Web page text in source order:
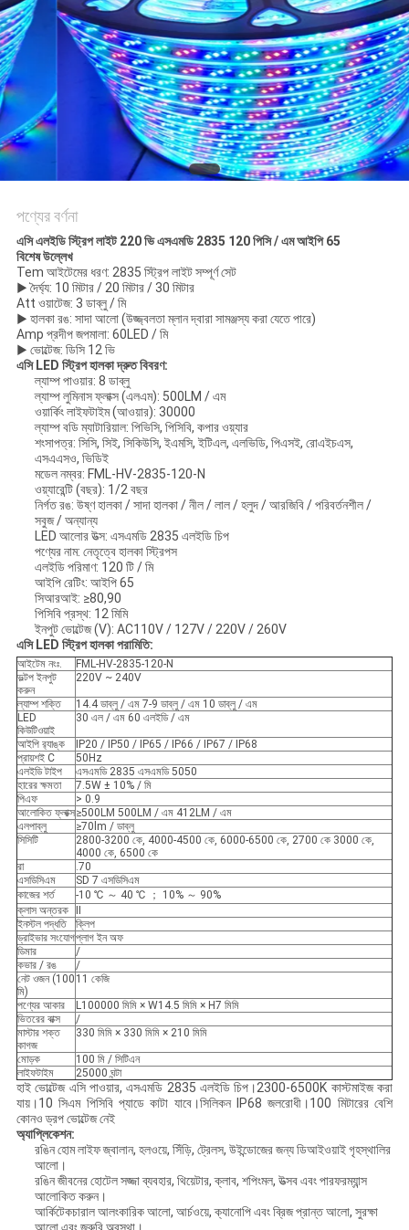
POLICY
পণ্যের বর্ণনা
এসি এলইডি স্ট্রিপ লাইট 220 ভি এসএমডি 2835 120 পিসি / এম আইপি 65
বিশেষ উল্লেখ
Tem আইটেমের ধরণ: 2835 স্ট্রিপ লাইট সম্পূর্ণ সেট
▶ দৈর্ঘ্য: 10 মিটার / 20 মিটার / 30 মিটার
Att ওয়াটেজ: 3 ডাব্লু / মি
▶ হালকা রঙ: সাদা আলো (উজ্জ্বলতা ম্লান দ্বারা সামঞ্জস্য করা যেতে পারে)
Amp প্রদীপ জপমালা: 60LED / মি
▶ ভোল্টেজ: ডিসি 12 ভি
এসি LED স্ট্রিপ হালকা দ্রুত বিবরণ:
ল্যাম্প পাওয়ার: 8 ডাব্লু
ল্যাম্প লুমিনাস ফ্লাক্স (এলএম): 500LM / এম
ওয়ার্কিং লাইফটাইম (আওয়ার): 30000
ল্যাম্প বডি ম্যাটারিয়াল: পিভিসি, পিসিবি, কপার ওয়্যার
শংসাপত্র: সিসি, সিই, সিকিউসি, ইএমসি, ইটিএল, এলভিডি, পিএসই, রোএইচএস,
এসএএসও, ভিডিই
মডেল নম্বর: FML-HV-2835-120-N
ওয়্যারেন্টি (বছর): 1/2 বছর
নির্গত রঙ: উষ্ণ হালকা / সাদা হালকা / নীল / লাল / হলুদ / আরজিবি / পরিবর্তনশীল /
সবুজ / অন্যান্য
LED আলোর উত্স: এসএমডি 2835 এলইডি চিপ
পণ্যের নাম: নেতৃত্বে হালকা স্ট্রিপস
এলইডি পরিমাণ: 120 টি / মি
আইপি রেটিং: আইপি 65
সিআরআই: ≥80,90
পিসিবি প্রস্থ: 12 মিমি
ইনপুট ভোল্টেজ (V): AC110V / 127V / 220V / 260V
এসি LED স্ট্রিপ হালকা পরামিতি:
আইটেম নংঃ.
FML-HV-2835-120-N
ভল্টপ ইনপুট
করুন
220V ~ 240V
ল্যাম্প শক্তি
14.4 ডাব্লু / এম 7-9 ডাব্লু / এম 10 ডাব্লু / এম
LED
কিউটিওয়াই
30 এল / এম 60 এলইডি / এম
আইপি র‌্যাঙ্ক
IP20 / IP50 / IP65 / IP66 / IP67 / IP68
প্রায়শই C
50Hz
এলইডি টাইপ
এসএমডি 2835 এসএমডি 5050
হারের ক্ষমতা
7.5W ± 10% / মি
পিএফ
> 0.9
আলোকিত ফ্লাক্স≥500LM 500LM / এম 412LM / এম
এলপাব্লু
≥70lm / ডাব্লু
সিসিটি
2800-3200 কে, 4000-4500 কে, 6000-6500 কে, 2700 কে 3000 কে,
4000 কে, 6500 কে
রা
.70
এসডিসিএম
SD 7 এসডিসিএম
কাজের শর্ত
-10 ℃ ～ 40 ℃ ； 10% ～ 90%
ক্লাস অন্তরক
ইনস্টল পদ্ধতি
ক্লিপ
ড্রাইভার সংযোগপ্লাগ ইন অফ
ডিমার
/
কভার / রঙ
/
নেট ওজন (100
মি)
11 কেজি
পণ্যের আকার
L100000 মিমি × W14.5 মিমি × H7 মিমি
ভিতরের বাক্স
/
মাস্টার শক্ত
কাগজ
330 মিমি × 330 মিমি × 210 মিমি
মোড়ক
100 মি / সিটিএন
লাইফটাইম
25000 ঘন্টা
হাই ভোল্টেজ এসি পাওয়ার, এসএমডি 2835 এলইডি চিপ।2300-6500K কাস্টমাইজ করা
যায়।10 সিএম পিসিবি প্যাডে কাটা যাবে।সিলিকন IP68 জলরোধী।100 মিটারের বেশি
কোনও ড্রপ ভোল্টেজ নেই
অ্যাপ্লিকেশন:
রঙিন হোম লাইফ জ্বালান, হলওয়ে, সিঁড়ি, ট্রেলস, উইন্ডোজের জন্য ডিআইওয়াই গৃহস্থালির
আলো।
রঙিন জীবনের হোটেল সজ্জা ব্যবহার, থিয়েটার, ক্লাব, শপিংমল, উত্সব এবং পারফরম্যান্স
আলোকিত করুন।
আর্কিটেকচারাল আলংকারিক আলো, আর্চওয়ে, ক্যানোপি এবং ব্রিজ প্রান্ত আলো, সুরক্ষা